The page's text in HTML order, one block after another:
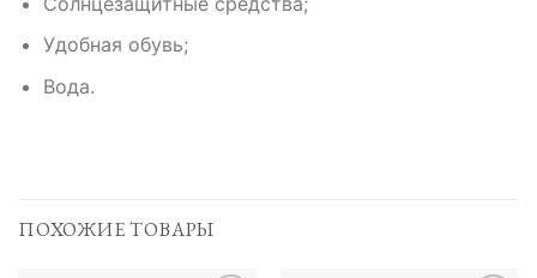
Удобная обувь;
Вода.
ПОХОЖИЕ ТОВАРЫ